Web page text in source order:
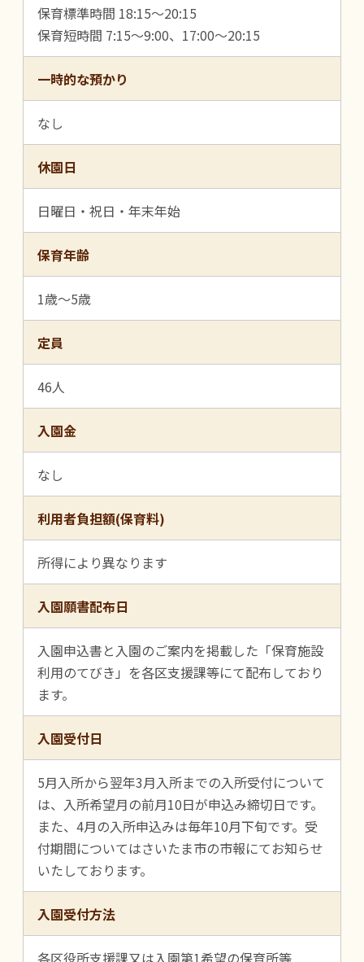
保育標準時間 18:15～20:15
保育短時間 7:15～9:00、17:00～20:15
一時的な預かり
なし
休園日
日曜日・祝日・年末年始
保育年齢
1歳～5歳
定員
46人
入園金
なし
利用者負担額(保育料)
所得により異なります
入園願書配布日
入園申込書と入園のご案内を掲載した「保育施設
利用のてびき」を各区支援課等にて配布しており
ます。
入園受付日
5月入所から翌年3月入所までの入所受付について
は、入所希望月の前月10日が申込み締切日です。
また、4月の入所申込みは毎年10月下旬です。受
付期間についてはさいたま市の市報にてお知らせ
いたしております。
入園受付方法
各区役所支援課又は入園第1希望の保育所等